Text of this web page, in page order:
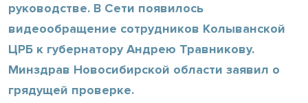
руководстве. В Сети появилось
видеообращение сотрудников Колыванской
ЦРБ к губернатору Андрею Травникову.
Минздрав Новосибирской области заявил о
грядущей проверке.